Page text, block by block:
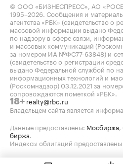
© ООО «БИЗНЕСПРЕСС», АО
1995–2026. Сообщения и
агентства «РБК» (свидетельство о
массовой информации выдано
по надзору в сфере связи,
и массовых коммуникаций
за номером ИА №ФС77-63848) и
(свидетельство о регистрации
выдано Федеральной службой по
информационных технологий и
(Роскомнадзор) 03.12.2021 за
сопровождаются пометкой «РБК».
18+ realty@rbc.ru
Владельцем сайта является
Данные предоставлены: Мосбиржа,
биржа.
Индексы облигаций